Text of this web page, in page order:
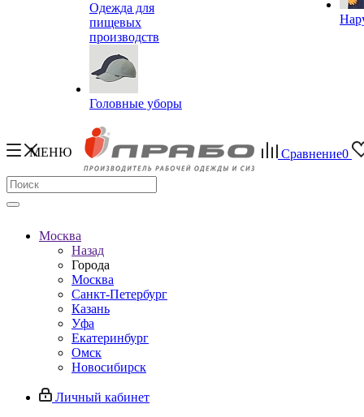
Одежда для
пищевых
производств
Головные уборы
МЕНЮ Сравнение0
Москва
Назад
Города
Москва
Санкт-Петербург
Казань
Уфа
Екатеринбург
Омск
Новосибирск
Личный кабинет